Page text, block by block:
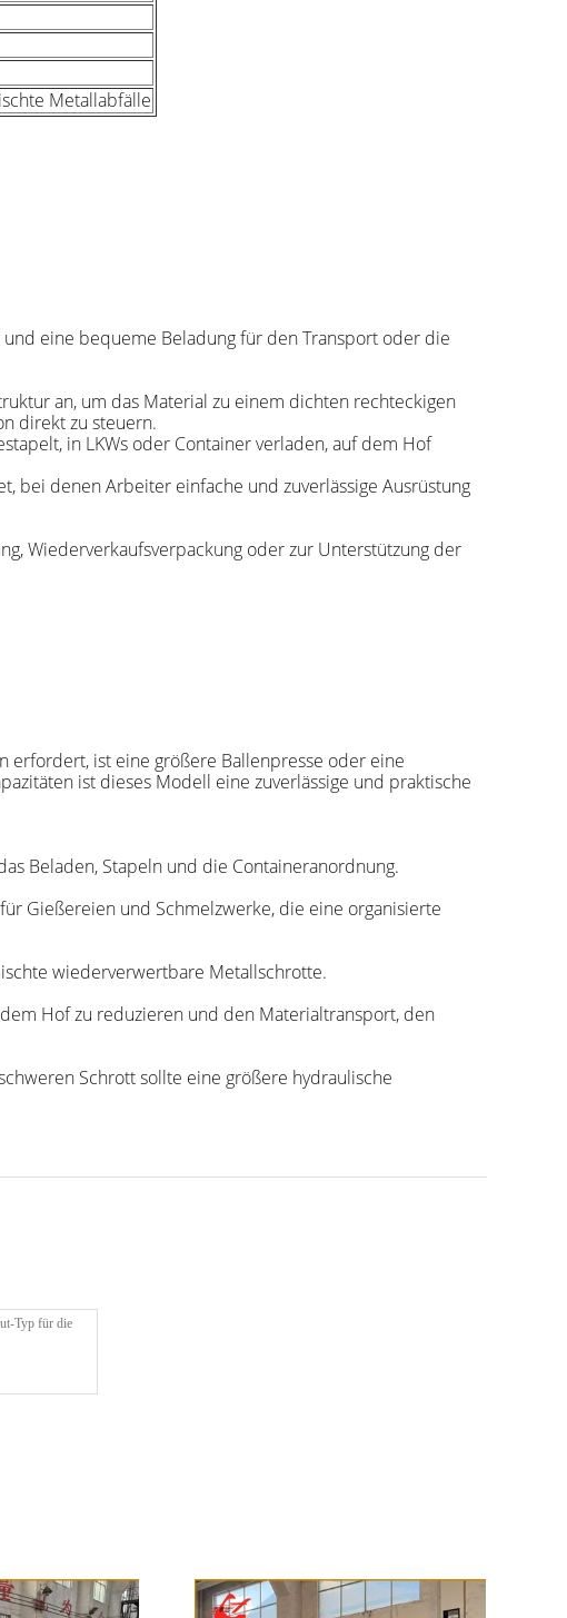
Metallabfälle
eine bequeme Beladung für den Transport oder die
an, um das Material zu einem dichten rechteckigen
direkt zu steuern.
in LKWs oder Container verladen, auf dem Hof
bei denen Arbeiter einfache und zuverlässige Ausrüstung
Wiederverkaufsverpackung oder zur Unterstützung der
erfordert, ist eine größere Ballenpresse oder eine
ist dieses Modell eine zuverlässige und praktische
Beladen, Stapeln und die Containeranordnung.
Gießereien und Schmelzwerke, die eine organisierte
wiederverwertbare Metallschrotte.
Hof ​​zu reduzieren und den Materialtransport, den
Schrott sollte eine größere hydraulische